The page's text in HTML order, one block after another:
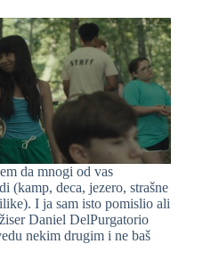
da mnogi od vas
(kamp, deca, jezero, strašne
I ja sam isto pomislio ali
Daniel DelPurgatorio
nekim drugim i ne baš